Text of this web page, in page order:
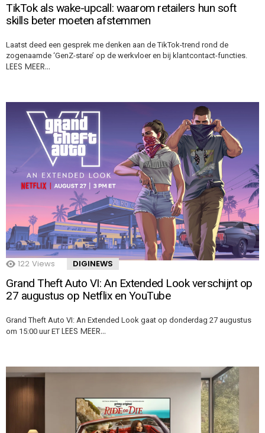
TikTok als wake-upcall: waarom retailers hun soft
skills beter moeten afstemmen
Laatst deed een gesprek me denken aan de TikTok-trend rond de
zogenaamde ‘GenZ-stare’ op de werkvloer en bij klantcontact-functies.
LEES MEER…
122 Views DIGINEWS
Grand Theft Auto VI: An Extended Look verschijnt op
27 augustus op Netflix en YouTube
Grand Theft Auto VI: An Extended Look gaat op donderdag 27 augustus
om 15:00 uur ET LEES MEER…